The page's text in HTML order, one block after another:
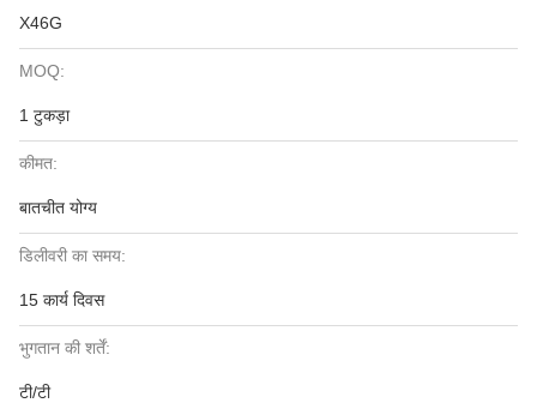
X46G
MOQ:
1 टुकड़ा
कीमत:
बातचीत योग्य
डिलीवरी का समय:
15 कार्य दिवस
भुगतान की शर्तें:
टी/टी